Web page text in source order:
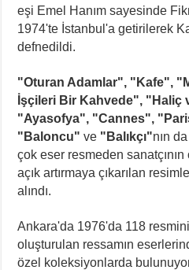
eşi Emel Hanım sayesinde
1974'te İstanbul'a getirilerek
defnedildi.
"Oturan Adamlar", "Kafe",
İşçileri Bir Kahvede", "Haliç
"Ayasofya", "Cannes",
"Baloncu"ve "Balıkçı"nın
çok eser resmeden
açık artırmaya çıkarılan
alındı.
Ankara'da 1976'da 118
oluşturulan ressamın
özel koleksiyonlarda